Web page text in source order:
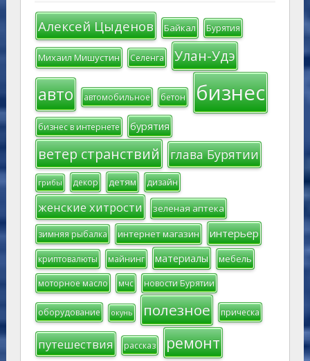
Алексей Цыденов Байкал Бурятия
Михаил Мишустин Селенга Улан-Удэ
авто автомобильное бетон бизнес
бизнес в интернете бурятия
ветер странствий глава Бурятии
грибы декор детям дизайн
женские хитрости зеленая аптека
зимняя рыбалка интернет магазин интерьер
криптовалюты майнинг материалы мебель
моторное масло мчс новости Бурятии
оборудование окунь полезное прическа
путешествия рассказ ремонт